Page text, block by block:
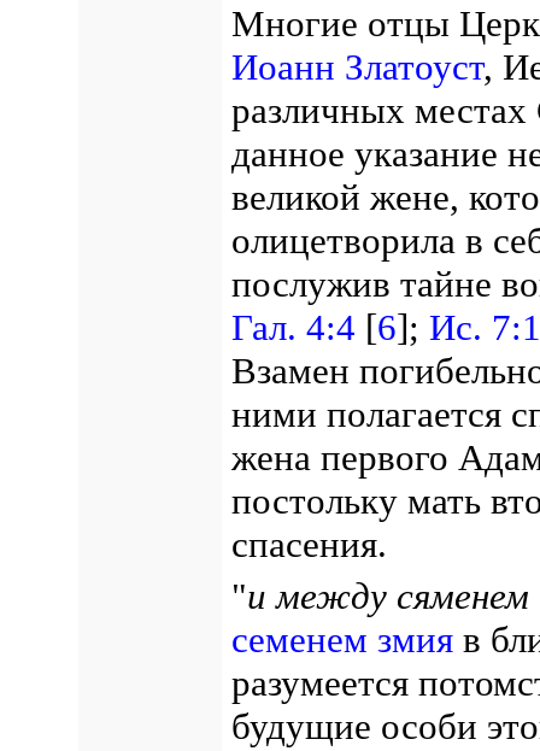
Многие отцы
Иоанн Златоуст,
различных
данное указание
великой жене,
олицетворила в
послужив тайне
Гал. 4:4 [6]; Ис.
Взамен
ними полагается
жена первого
постольку мать
спасения.
"и между сяменем
семенем змия в
разумеется
будущие особи